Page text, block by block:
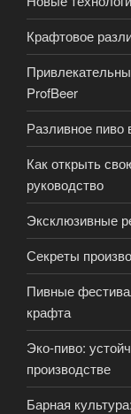
Крафтовое
ProfBeer
Разливное пиво
Как открыть
руководство
Эксклюзивные
Секреты
Пивные
крафта
Эко-пиво:
производстве
Барная